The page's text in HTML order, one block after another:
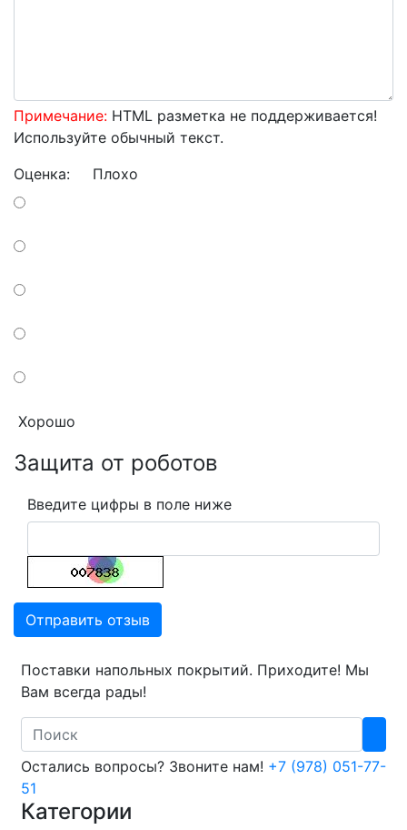
Примечание: HTML разметка не поддерживается!
Используйте обычный текст.
Оценка: Плохо
Хорошо
Защита от роботов
Введите цифры в поле ниже
Отправить отзыв
Поставки напольных покрытий. Приходите! Мы
Вам всегда рады!
Search
Остались вопросы? Звоните нам! +7 (978) 051-77-
51
Категории